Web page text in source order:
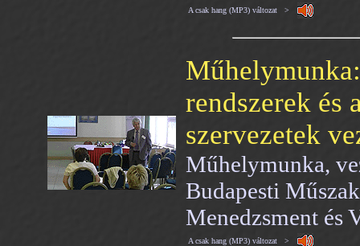
A csak hang (MP3) változat >
rendszerek és
szervezetek
Műhelymunka,
Budapesti
Menedzsment és
A csak hang (MP3) változat >